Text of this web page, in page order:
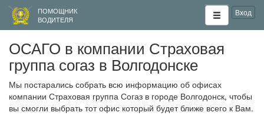
ПОМОЩНИК
ВОДИТЕЛЯ
Вход
ОСАГО в компании Страховая
группа согаз в Волгодонске
Мы постарались собрать всю информацию об офисах
компании Страховая группа Согаз в городе Волгодонск, чтобы
вы смогли выбрать тот офис который будет ближе всего к Вам.